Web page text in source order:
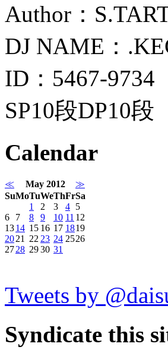
Author：
DJ NAME：
ID：5467-9734
SP10段DP10段
Calendar
≪ May 2012
≫
SuMoTuWeThFrSa
1
2 3 4 5
6
7 8 9 10 11 12
1314 15 16 17 1819
2021 22 23 24 2526
2728 2930 31
Tweets by
Syndicate this